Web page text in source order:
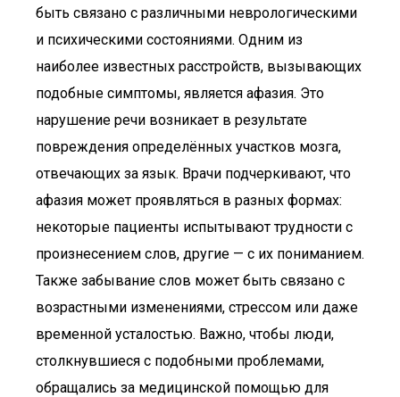
быть связано с различными неврологическими
и психическими состояниями. Одним из
наиболее известных расстройств, вызывающих
подобные симптомы, является афазия. Это
нарушение речи возникает в результате
повреждения определённых участков мозга,
отвечающих за язык. Врачи подчеркивают, что
афазия может проявляться в разных формах:
некоторые пациенты испытывают трудности с
произнесением слов, другие — с их пониманием.
Также забывание слов может быть связано с
возрастными изменениями, стрессом или даже
временной усталостью. Важно, чтобы люди,
столкнувшиеся с подобными проблемами,
обращались за медицинской помощью для